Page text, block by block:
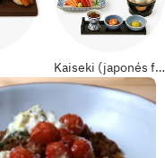
Kaiseki (japonés formal)